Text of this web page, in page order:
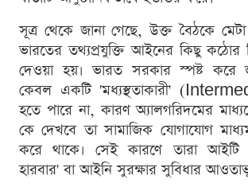
সূত্র থেকে জানা গেছে, উক্ত বৈঠকে মেটা
ভারতের তথ্যপ্রযুক্তি আইনের কিছু কঠোর
দেওয়া হয়। ভারত সরকার স্পষ্ট করে
কেবল একটি 'মধ্যস্থতাকারী'
হতে পারে না, কারণ অ্যালগরিদমের
কে দেখবে তা সামাজিক যোগাযোগ মাধ্যম
করে থাকে। সেই কারণে তারা
হারবার' বা আইনি সুরক্ষার সুবিধার